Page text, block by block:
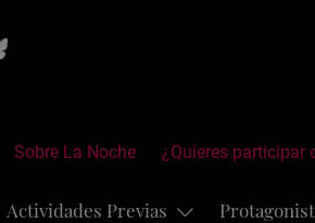
Sobre La Noche ¿Quieres participar
Actividades Previas